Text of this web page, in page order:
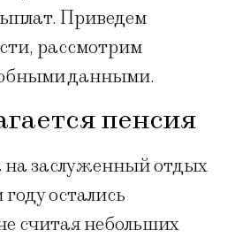
Приведем
рассмотрим
данными.
пенсия
на заслуженный отдых
остались
считая небольших